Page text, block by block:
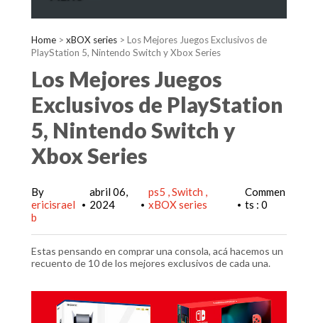
Home > xBOX series > Los Mejores Juegos Exclusivos de
PlayStation 5, Nintendo Switch y Xbox Series
Los Mejores Juegos
Exclusivos de PlayStation
5, Nintendo Switch y
Xbox Series
By
ericisrael
b
•
abril 06,
2024
•
ps5 Switch
xBOX series
•
Commen
ts : 0
Estas pensando en comprar una consola, acá hacemos un
recuento de 10 de los mejores exclusivos de cada una.